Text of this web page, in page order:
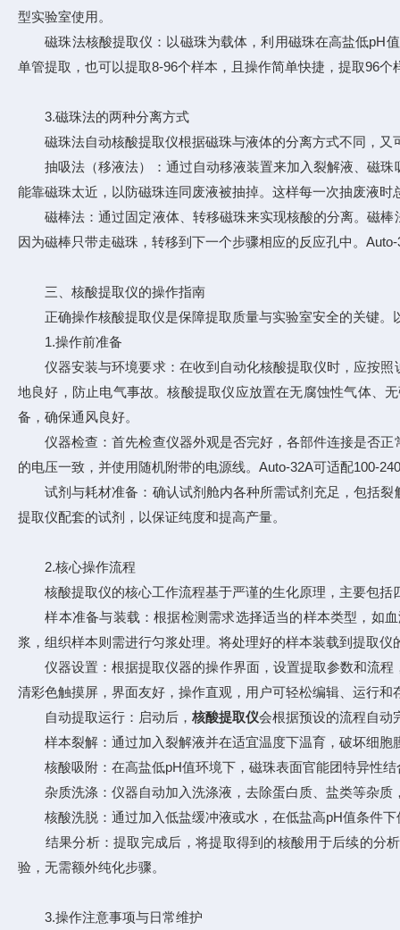
型实验室使用。
磁珠法核酸提取仪：以磁珠为载体，利用磁珠在高盐低pH值
单管提取，也可以提取8-96个样本，且操作简单快捷，提取96
3.磁珠法的两种分离方式
磁珠法自动核酸提取仪根据磁珠与液体的分离方式不同，又
抽吸法（移液法）：通过自动移液装置来加入裂解液、磁珠
能靠磁珠太近，以防磁珠连同废液被抽掉。这样每一次抽废液
磁棒法：通过固定液体、转移磁珠来实现核酸的分离。磁棒
因为磁棒只带走磁珠，转移到下一个步骤相应的反应孔中。
三、核酸提取仪的操作指南
正确操作核酸提取仪是保障提取质量与实验室安全的关键。
1.操作前准备
仪器安装与环境要求：在收到自动化核酸提取仪时，应按照
地良好，防止电气事故。核酸提取仪应放置在无腐蚀性气体、
备，确保通风良好。
仪器检查：首先检查仪器外观是否完好，各部件连接是否正
的电压一致，并使用随机附带的电源线。Auto-32A可适配100-
试剂与耗材准备：确认试剂舱内各种所需试剂充足，包括裂
提取仪配套的试剂，以保证纯度和提高产量。
2.核心操作流程
核酸提取仪的核心工作流程基于严谨的生化原理，主要包括
样本准备与装载：根据检测需求选择适当的样本类型，如血
浆，组织样本则需进行匀浆处理。将处理好的样本装载到提取
仪器设置：根据提取仪器的操作界面，设置提取参数和流程
清彩色触摸屏，界面友好，操作直观，用户可轻松编辑、运行
自动提取运行：启动后， 核酸提取仪会根据预设的流程自动
样本裂解：通过加入裂解液并在适宜温度下温育，破坏细胞
核酸吸附：在高盐低pH值环境下，磁珠表面官能团特异性结
杂质洗涤：仪器自动加入洗涤液，去除蛋白质、盐类等杂质
核酸洗脱：通过加入低盐缓冲液或水，在低盐高pH值条件下
结果分析：提取完成后，将提取得到的核酸用于后续的分析
验，无需额外纯化步骤。
3.操作注意事项与日常维护